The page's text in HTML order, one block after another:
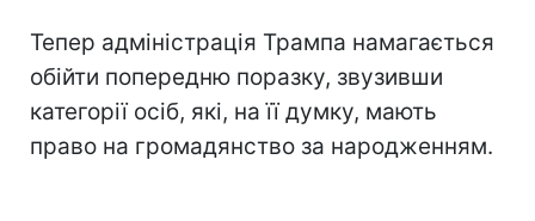
Тепер адміністрація Трампа намагається
обійти попередню поразку, звузивши
категорії осіб, які, на її думку, мають
право на громадянство за народженням.